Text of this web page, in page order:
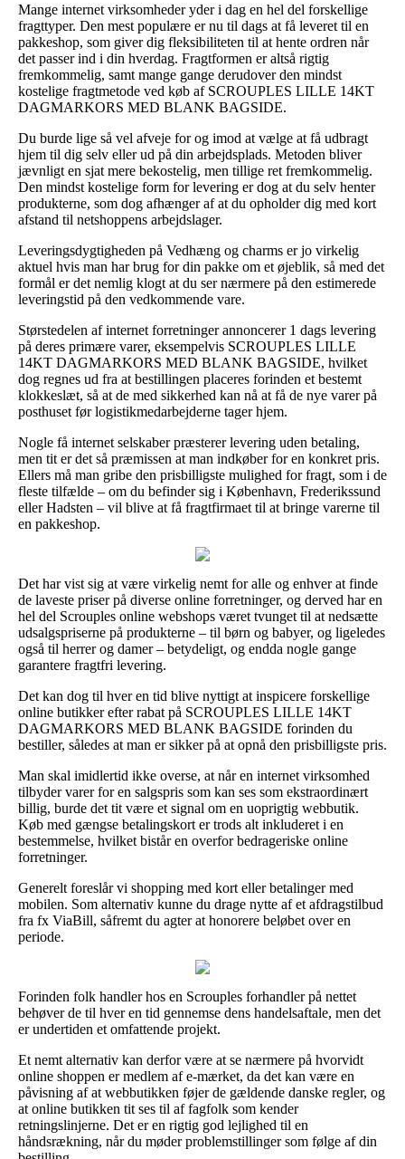
Mange internet virksomheder yder i dag en hel del forskellige
fragttyper. Den mest populære er nu til dags at få leveret til en
pakkeshop, som giver dig fleksibiliteten til at hente ordren når
det passer ind i din hverdag. Fragtformen er altså rigtig
fremkommelig, samt mange gange derudover den mindst
kostelige fragtmetode ved køb af SCROUPLES LILLE 14KT
DAGMARKORS MED BLANK BAGSIDE.
Du burde lige så vel afveje for og imod at vælge at få udbragt
hjem til dig selv eller ud på din arbejdsplads. Metoden bliver
jævnligt en sjat mere bekostelig, men tillige ret fremkommelig.
Den mindst kostelige form for levering er dog at du selv henter
produkterne, som dog afhænger af at du opholder dig med kort
afstand til netshoppens arbejdslager.
Leveringsdygtigheden på Vedhæng og charms er jo virkelig
aktuel hvis man har brug for din pakke om et øjeblik, så med det
formål er det nemlig klogt at du ser nærmere på den estimerede
leveringstid på den vedkommende vare.
Størstedelen af internet forretninger annoncerer 1 dags levering
på deres primære varer, eksempelvis SCROUPLES LILLE
14KT DAGMARKORS MED BLANK BAGSIDE, hvilket
dog regnes ud fra at bestillingen placeres forinden et bestemt
klokkeslæt, så at de med sikkerhed kan nå at få de nye varer på
posthuset før logistikmedarbejderne tager hjem.
Nogle få internet selskaber præsterer levering uden betaling,
men tit er det så præmissen at man indkøber for en konkret pris.
Ellers må man gribe den prisbilligste mulighed for fragt, som i de
fleste tilfælde – om du befinder sig i København, Frederikssund
eller Hadsten – vil blive at få fragtfirmaet til at bringe varerne til
en pakkeshop.
Det har vist sig at være virkelig nemt for alle og enhver at finde
de laveste priser på diverse online forretninger, og derved har en
hel del Scrouples online webshops været tvunget til at nedsætte
udsalgspriserne på produkterne – til børn og babyer, og ligeledes
også til herrer og damer – betydeligt, og endda nogle gange
garantere fragtfri levering.
Det kan dog til hver en tid blive nyttigt at inspicere forskellige
online butikker efter rabat på SCROUPLES LILLE 14KT
DAGMARKORS MED BLANK BAGSIDE forinden du
bestiller, således at man er sikker på at opnå den prisbilligste pris.
Man skal imidlertid ikke overse, at når en internet virksomhed
tilbyder varer for en salgspris som kan ses som ekstraordinært
billig, burde det tit være et signal om en uoprigtig webbutik.
Køb med gængse betalingskort er trods alt inkluderet i en
bestemmelse, hvilket bistår en overfor bedrageriske online
forretninger.
Generelt foreslår vi shopping med kort eller betalinger med
mobilen. Som alternativ kunne du drage nytte af et afdragstilbud
fra fx ViaBill, såfremt du agter at honorere beløbet over en
periode.
Forinden folk handler hos en Scrouples forhandler på nettet
behøver de til hver en tid gennemse dens handelsaftale, men det
er undertiden et omfattende projekt.
Et nemt alternativ kan derfor være at se nærmere på hvorvidt
online shoppen er medlem af e-mærket, da det kan være en
påvisning af at webbutikken føjer de gældende danske regler, og
at online butikken tit ses til af fagfolk som kender
retningslinjerne. Det er en rigtig god lejlighed til en
håndsrækning, når du møder problemstillinger som følge af din